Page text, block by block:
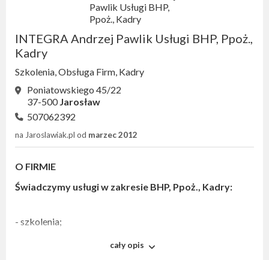
INTEGRA Andrzej Pawlik Usługi BHP, Ppoż.,
Kadry
Szkolenia, Obsługa Firm, Kadry
Poniatowskiego 45/22
37-500Jarosław
507062392
na Jaroslawiak.pl od marzec 2012
O FIRMIE
Świadczymy usługi w zakresie BHP, Ppoż., Kadry:
- szkolenia;
cały opis